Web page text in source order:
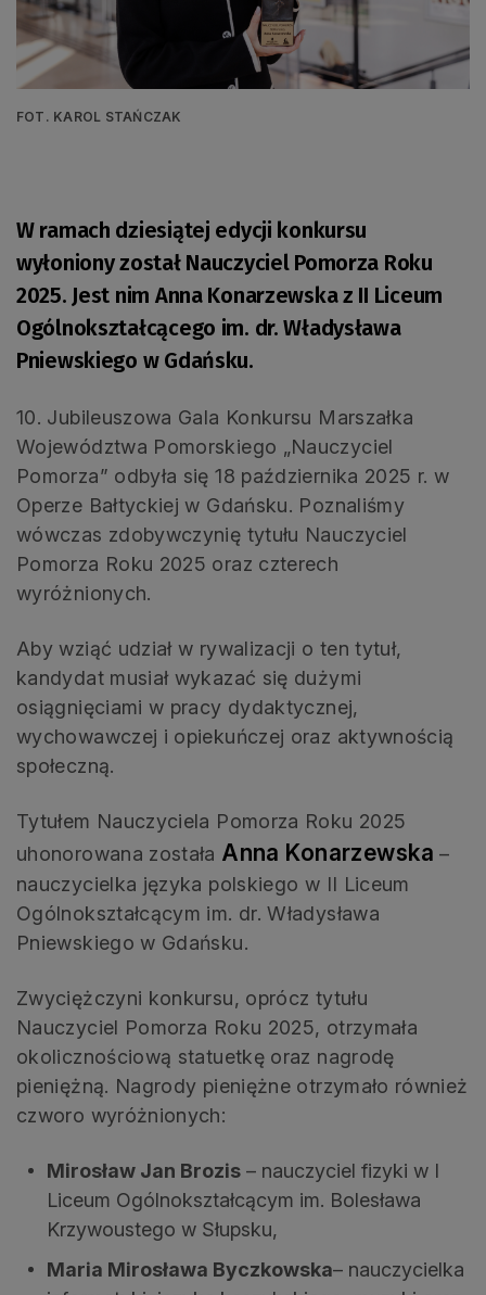
FOT. KAROL STAŃCZAK
W ramach dziesiątej edycji konkursu
wyłoniony został Nauczyciel Pomorza Roku
2025. Jest nim Anna Konarzewska z II Liceum
Ogólnokształcącego im. dr. Władysława
Pniewskiego w Gdańsku.
10. Jubileuszowa Gala Konkursu Marszałka
Województwa Pomorskiego „Nauczyciel
Pomorza” odbyła się 18 października 2025 r. w
Operze Bałtyckiej w Gdańsku. Poznaliśmy
wówczas zdobywczynię tytułu Nauczyciel
Pomorza Roku 2025 oraz czterech
wyróżnionych.
Aby wziąć udział w rywalizacji o ten tytuł,
kandydat musiał wykazać się dużymi
osiągnięciami w pracy dydaktycznej,
wychowawczej i opiekuńczej oraz aktywnością
społeczną.
Tytułem Nauczyciela Pomorza Roku 2025
uhonorowana została Anna Konarzewska –
nauczycielka języka polskiego w II Liceum
Ogólnokształcącym im. dr. Władysława
Pniewskiego w Gdańsku.
Zwyciężczyni konkursu, oprócz tytułu
Nauczyciel Pomorza Roku 2025, otrzymała
okolicznościową statuetkę oraz nagrodę
pieniężną. Nagrody pieniężne otrzymało również
czworo wyróżnionych:
Mirosław Jan Brozis – nauczyciel fizyki w I
Liceum Ogólnokształcącym im. Bolesława
Krzywoustego w Słupsku,
Maria Mirosława Byczkowska– nauczycielka